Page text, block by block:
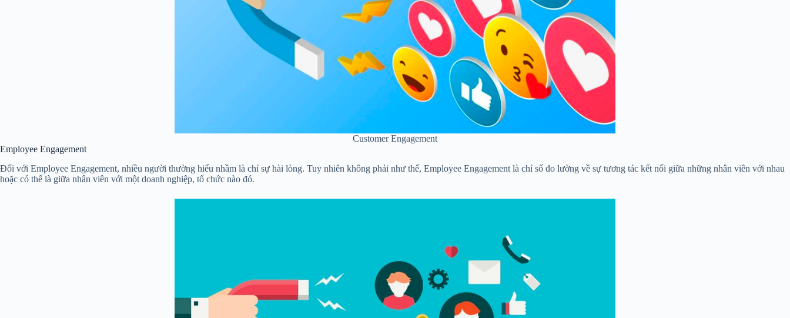
Customer Engagement
Employee Engagement
Đối với Employee Engagement, nhiều người thường hiểu nhầm là chỉ sự hài lòng. Tuy nhiên không phải như thế, Employee Engagement là chỉ số đo lường về sự tương tác kết nối giữa những nhân viên với nhau
hoặc có thể là giữa nhân viên với một doanh nghiệp, tổ chức nào đó.